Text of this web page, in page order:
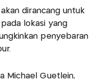
dirancang untuk
lokasi yang
penyebaran
Michael Guetlein,